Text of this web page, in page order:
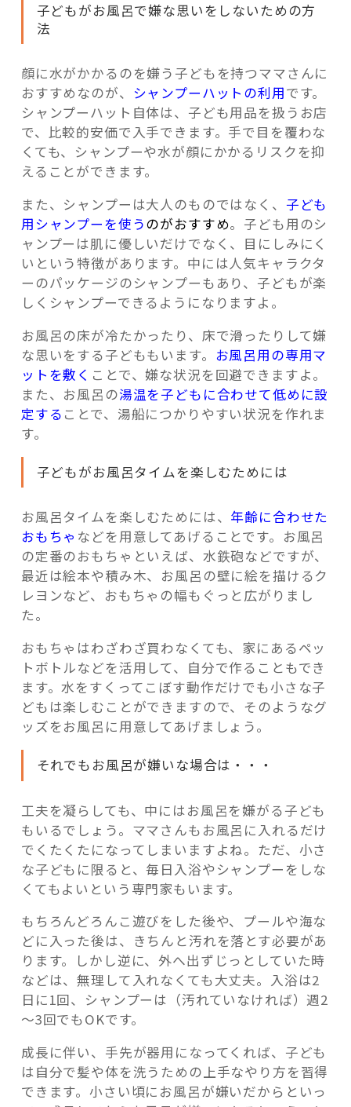
子どもがお風呂で嫌な思いをしないための方
法
顔に水がかかるのを嫌う子どもを持つママさんに
おすすめなのが、 シャンプーハットの利用です。
シャンプーハット自体は、子ども用品を扱うお店
で、比較的安価で入手できます。手で目を覆わな
くても、シャンプーや水が顔にかかるリスクを抑
えることができます。
また、シャンプーは大人のものではなく、 子ども
用シャンプーを使うのがおすすめ。子ども用のシ
ャンプーは肌に優しいだけでなく、目にしみにく
いという特徴があります。中には人気キャラクタ
ーのパッケージのシャンプーもあり、子どもが楽
しくシャンプーできるようになりますよ。
お風呂の床が冷たかったり、床で滑ったりして嫌
な思いをする子どももいます。 お風呂用の専用マ
ットを敷く ことで、嫌な状況を回避できますよ。
また、お風呂の湯温を子どもに合わせて低めに設
定する ことで、湯船につかりやすい状況を作れま
す。
子どもがお風呂タイムを楽しむためには
お風呂タイムを楽しむためには、 年齢に合わせた
おもちゃ などを用意してあげることです。お風呂
の定番のおもちゃといえば、水鉄砲などですが、
最近は絵本や積み木、お風呂の壁に絵を描けるク
レヨンなど、おもちゃの幅もぐっと広がりまし
た。
おもちゃはわざわざ買わなくても、家にあるペッ
トボトルなどを活用して、自分で作ることもでき
ます。水をすくってこぼす動作だけでも小さな子
どもは楽しむことができますので、そのようなグ
ッズをお風呂に用意してあげましょう。
それでもお風呂が嫌いな場合は・・・
工夫を凝らしても、中にはお風呂を嫌がる子ども
もいるでしょう。ママさんもお風呂に入れるだけ
でくたくたになってしまいますよね。ただ、小さ
な子どもに限ると、毎日入浴やシャンプーをしな
くてもよいという専門家もいます。
もちろんどろんこ遊びをした後や、プールや海な
どに入った後は、きちんと汚れを落とす必要があ
ります。しかし逆に、外へ出ずじっとしていた時
などは、無理して入れなくても大丈夫。入浴は2
日に1回、シャンプーは（汚れていなければ）週2
～3回でもOKです。
成長に伴い、手先が器用になってくれば、子ども
は自分で髪や体を洗うための上手なやり方を習得
できます。小さい頃にお風呂が嫌いだからといっ